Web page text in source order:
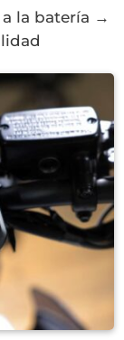
la batería →